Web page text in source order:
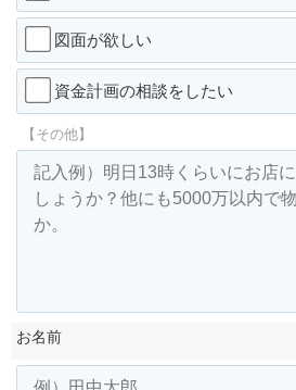
図面が欲しい
資金計画の相談をしたい
【その他】
お名前